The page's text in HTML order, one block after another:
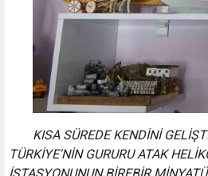
KISA SÜREDE KENDİNİ
TÜRKİYE'NİN GURURU ATAK